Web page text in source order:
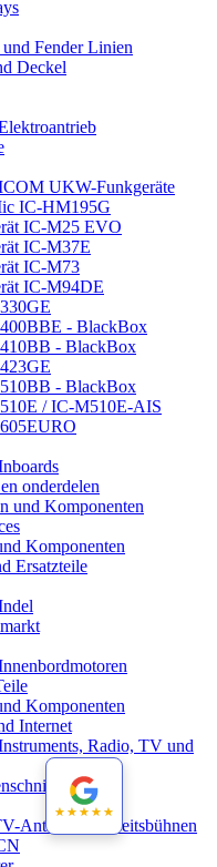
und Fender Linien
Deckel
UKW-Funkgeräte
IC-HM195G
IC-M25 EVO
IC-M37E
IC-M73
IC-M94DE
- BlackBox
- BlackBox
- BlackBox
/ IC-M510E-AIS
onderdelen
und Komponenten
Komponenten
Ersatzteile
Komponenten
Internet
Radio, TV und
Antennen-Arbeitsbühnen
★★★★★
★★★★★